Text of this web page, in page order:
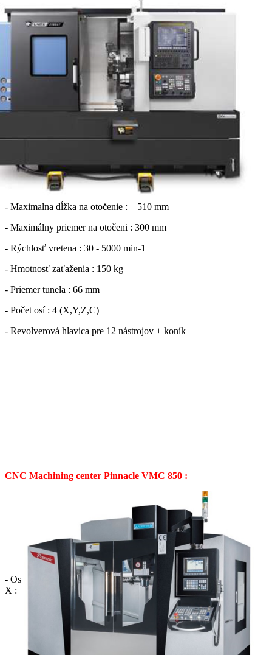
- Maximalna dĺžka na otočenie : 510 mm
- Maximálny priemer na otočeni : 300 mm
- Rýchlosť vretena : 30 - 5000 min-1
- Hmotnosť zaťaženia : 150 kg
- Priemer tunela : 66 mm
- Počet osí : 4 (X,Y,Z,C)
- Revolverová hlavica pre 12 nástrojov + koník
CNC Machining center Pinnacle VMC 850 :
- Os
X :